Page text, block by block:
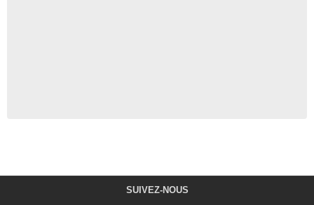
SUIVEZ-NOUS